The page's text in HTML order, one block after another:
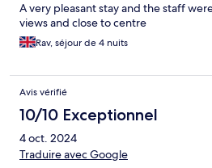
A very pleasant stay and the staff
views and close to centre
Rav, séjour de 4 nuits
Avis vérifié
10/10 Exceptionnel
4 oct. 2024
Traduire avec Google